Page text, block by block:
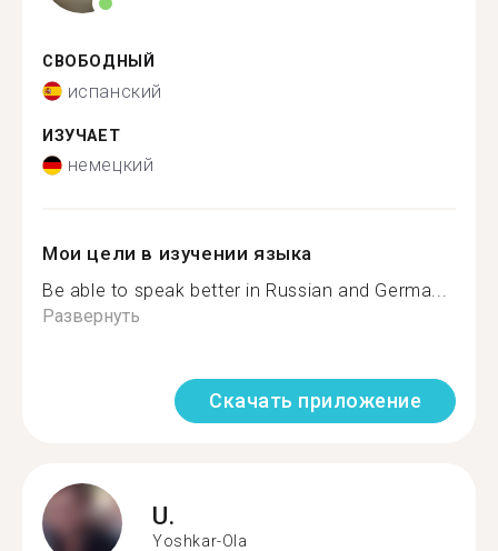
СВОБОДНЫЙ
испанский
ИЗУЧАЕТ
немецкий
Мои цели в изучении языка
Be able to speak better in Russian and Germa...
Развернуть
Скачать приложение
U.
Yoshkar-Ola